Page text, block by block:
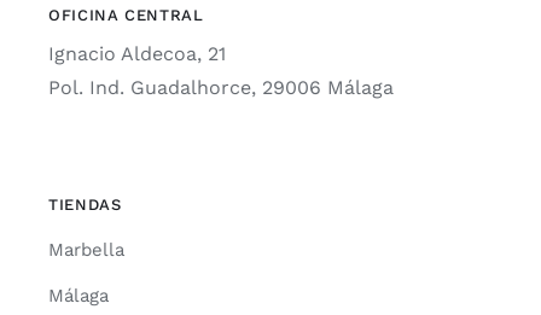
OFICINA CENTRAL
Ignacio Aldecoa, 21
Pol. Ind. Guadalhorce, 29006 Málaga
TIENDAS
Marbella
Málaga